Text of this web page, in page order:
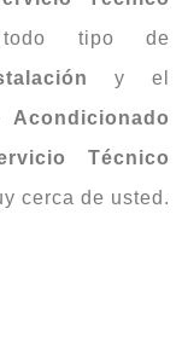
tipo de
y el
Acondicionado
Técnico
cerca de usted.